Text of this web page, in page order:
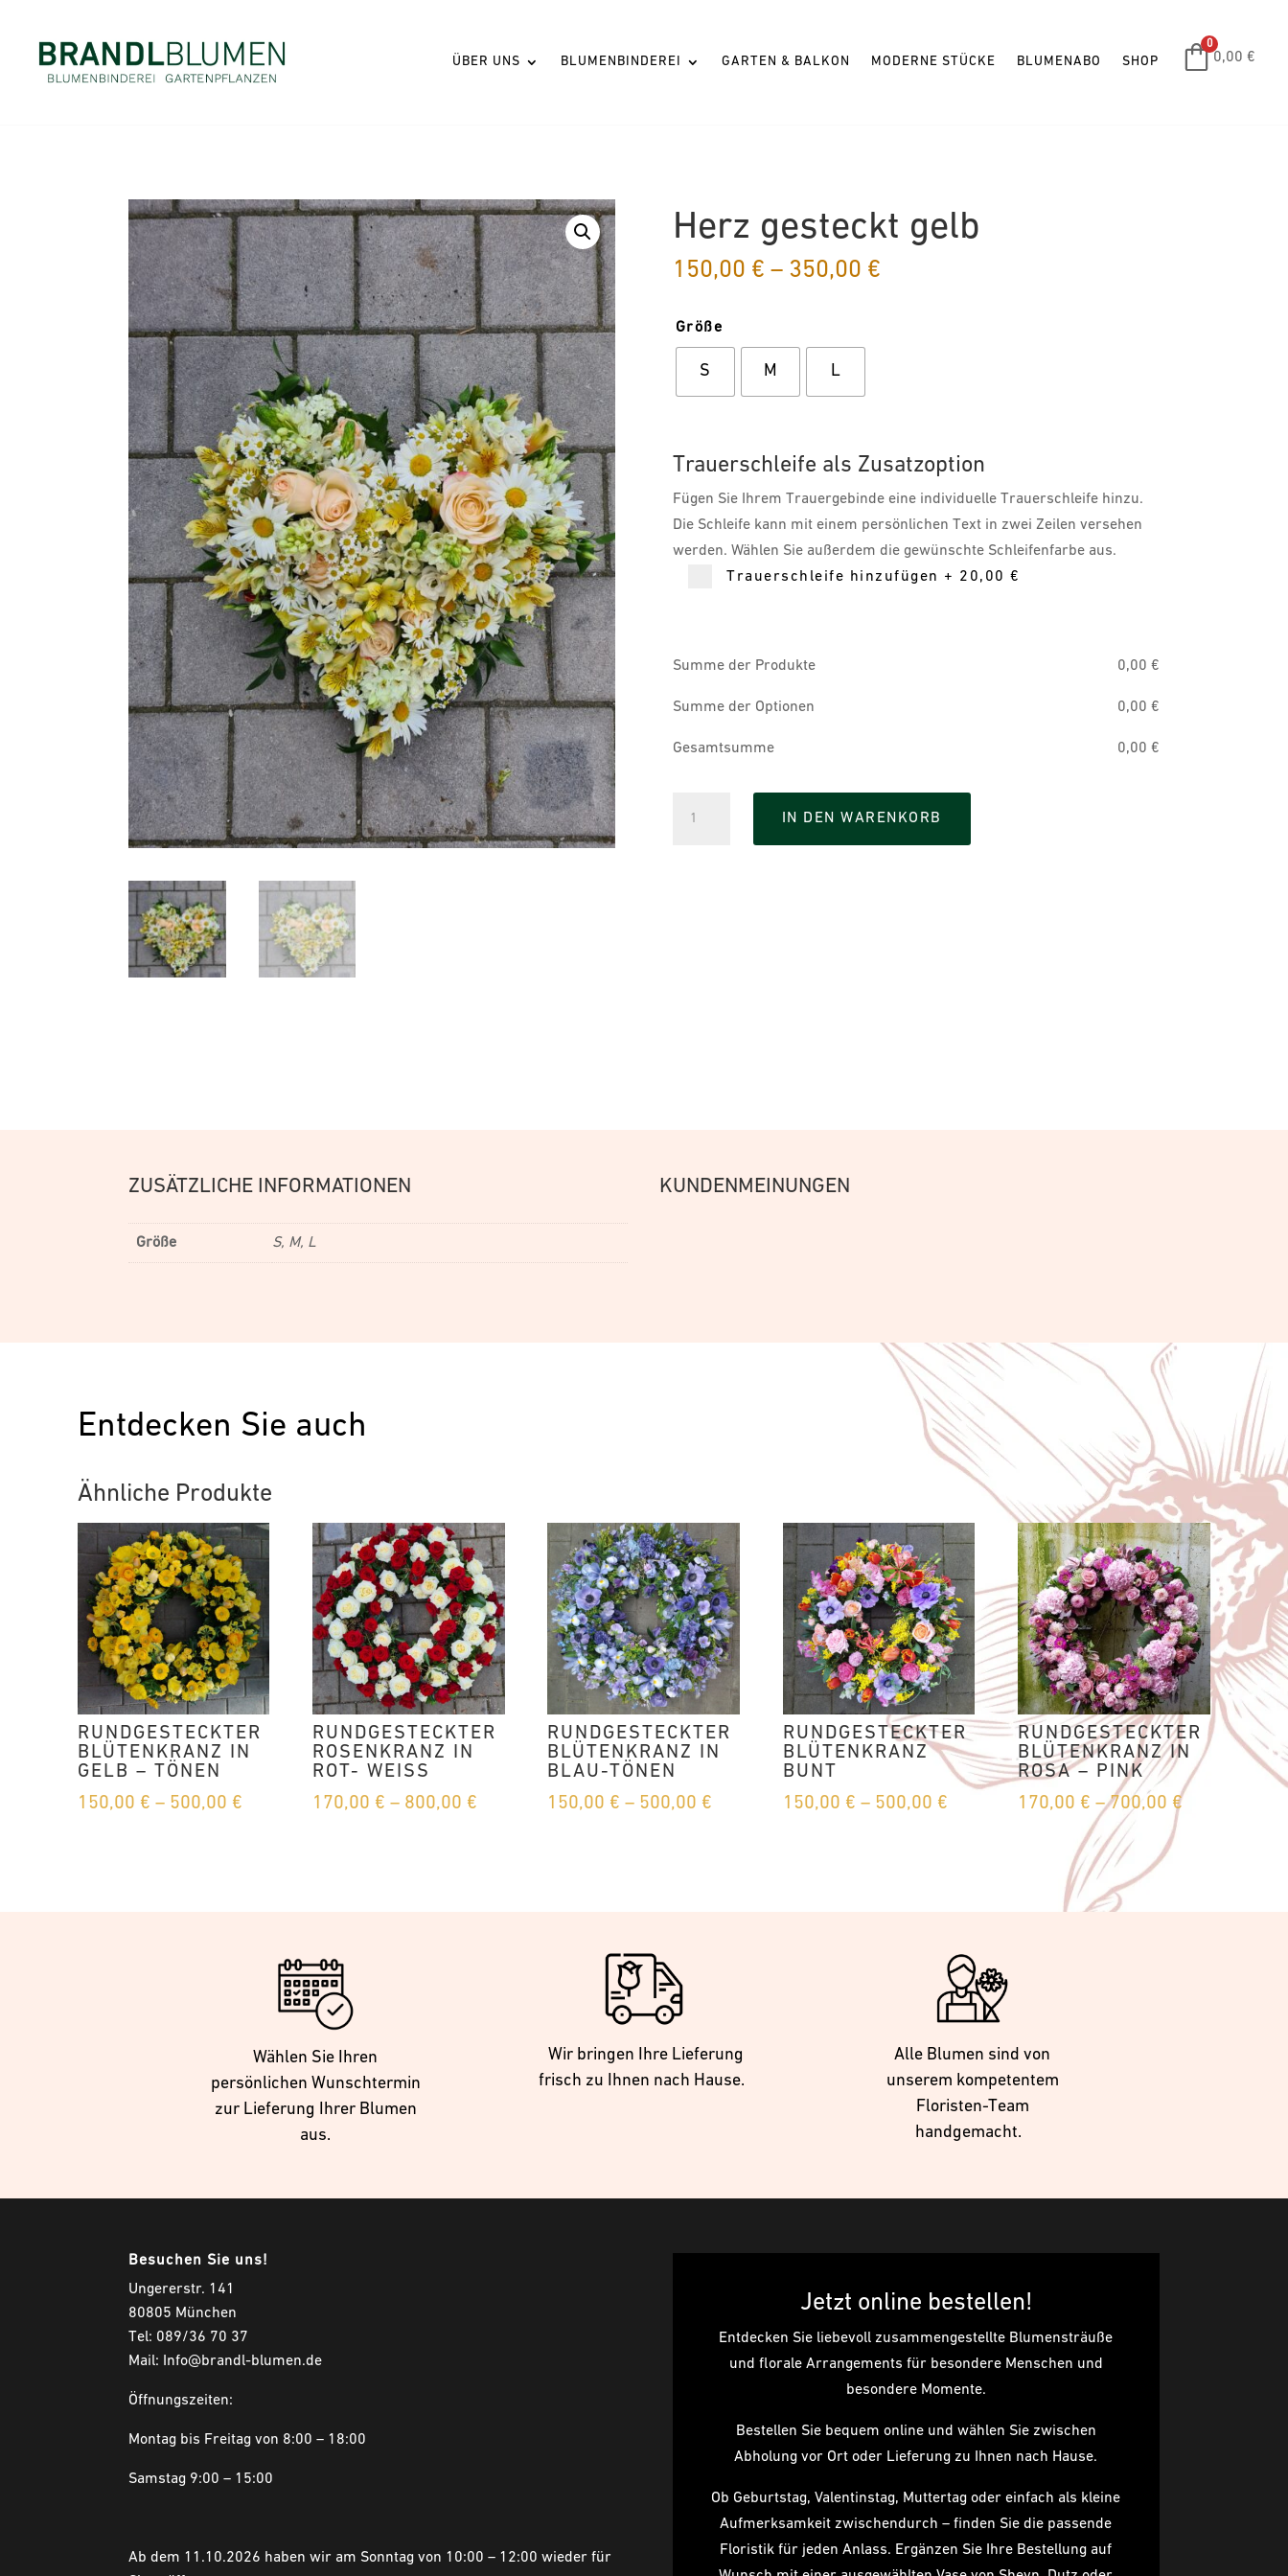
ÜBER UNS BLUMENBINDEREI GARTEN & BALKON MODERNE STÜCKE BLUMENABO SHOP
0
0,00€
Herz gesteckt gelb
150,00 € – 350,00 €Preisspanne:
Größe
S M L
Trauerschleife als Zusatzoption
Fügen Sie Ihrem Trauergebinde eine individuelle Trauerschleife hinzu.
Die Schleife kann mit einem persönlichen Text in zwei Zeilen versehen
werden. Wählen Sie außerdem die gewünschte Schleifenfarbe aus.
Trauerschleife hinzufügen + 20,00 €
Summe der Produkte 0,00 €
Summe der Optionen 0,00 €
Gesamtsumme 0,00 €
IN DEN WARENKORB
ZUSÄTZLICHE INFORMATIONEN
Größe S, M, L
KUNDENMEINUNGEN
Entdecken Sie auch
Ähnliche Produkte
RUNDGESTECKTER
BLÜTENKRANZ IN
GELB – TÖNEN
150,00 € – 500,00 €Preisspanne:
RUNDGESTECKTER
ROSENKRANZ IN
ROT- WEISS
170,00 € – 800,00 € Preisspanne:
RUNDGESTECKTER
BLÜTENKRANZ IN
BLAU-TÖNEN
150,00 € – 500,00 € Preisspanne:
RUNDGESTECKTER
BLÜTENKRANZ
BUNT
150,00 € – 500,00 €Preisspanne:
RUNDGESTECKTER
BLÜTENKRANZ IN
ROSA – PINK
170,00 € –700,00 €
Wählen Sie Ihren
persönlichen Wunschtermin
zur Lieferung Ihrer Blumen
aus.
Wir bringen Ihre Lieferung
frisch zu Ihnen nach Hause.
Alle Blumen sind von
unserem kompetentem
Floristen-Team
handgemacht.
Besuchen Sie uns!
Ungererstr. 141
80805 München
Tel: 089/36 70 37
Mail: Info@brandl-blumen.de
Öffnungszeiten:
Montag bis Freitag von 8:00 – 18:00
Samstag 9:00 – 15:00
Ab dem 11.10.2026 haben wir am Sonntag von 10:00 – 12:00 wieder für
Jetzt online bestellen!
Entdecken Sie liebevoll zusammengestellte Blumensträuße
und florale Arrangements für besondere Menschen und
besondere Momente.
Bestellen Sie bequem online und wählen Sie zwischen
Abholung vor Ort oder Lieferung zu Ihnen nach Hause.
Ob Geburtstag, Valentinstag, Muttertag oder einfach als kleine
Aufmerksamkeit zwischendurch – finden Sie die passende
Floristik für jeden Anlass. Ergänzen Sie Ihre Bestellung auf